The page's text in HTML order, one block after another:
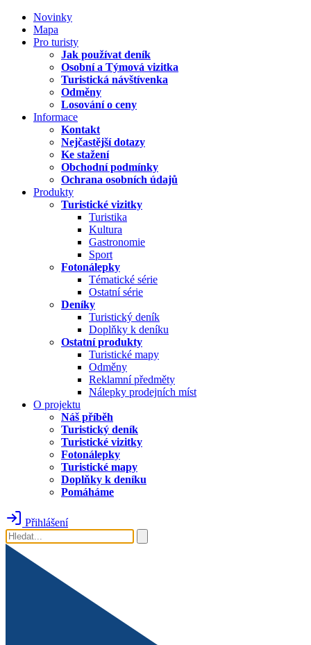
Novinky
Mapa
Pro turisty
Jak používat deník
Osobní a Týmová vizitka
Turistická návštívenka
Odměny
Losování o ceny
Informace
Kontakt
Nejčastější dotazy
Ke stažení
Obchodní podmínky
Ochrana osobních údajů
Produkty
Turistické vizitky
Turistika
Kultura
Gastronomie
Sport
Fotonálepky
Tématické série
Ostatní série
Deníky
Turistický deník
Doplňky k deníku
Ostatní produkty
Turistické mapy
Odměny
Reklamní předměty
Nálepky prodejních míst
O projektu
Náš příběh
Turistický deník
Turistické vizitky
Fotonálepky
Turistické mapy
Doplňky k deníku
Pomáháme
Přihlášení